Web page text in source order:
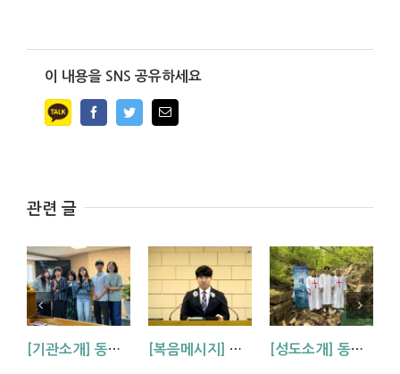
이 내용을 SNS 공유하세요
FacebookTwitterEmail
관련 글
[기관소개] 동부교회 소금처럼 사역팀을 소개합니다! [복음메시지] 심령에 매임을 받아 (행 20:22~24) [성도소개] 동부교회의 새가족을 소개합니다.